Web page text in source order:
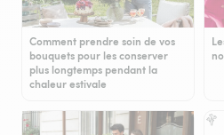
Comment prendre soin de vos
bouquets pour les conserver
plus longtemps pendant la
chaleur estivale